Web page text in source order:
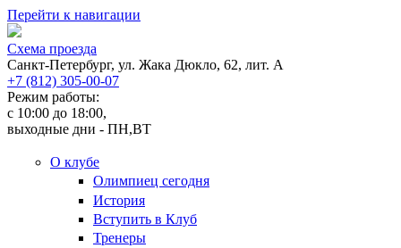
Перейти к навигации
Cхема проезда
Санкт-Петербург, ул. Жака Дюкло, 62, лит. А
+7 (812) 305-00-07
Режим работы:
c 10:00 до 18:00,
выходные дни - ПН,ВТ
О клубе
Олимпиец сегодня
История
Вступить в Клуб
Тренеры